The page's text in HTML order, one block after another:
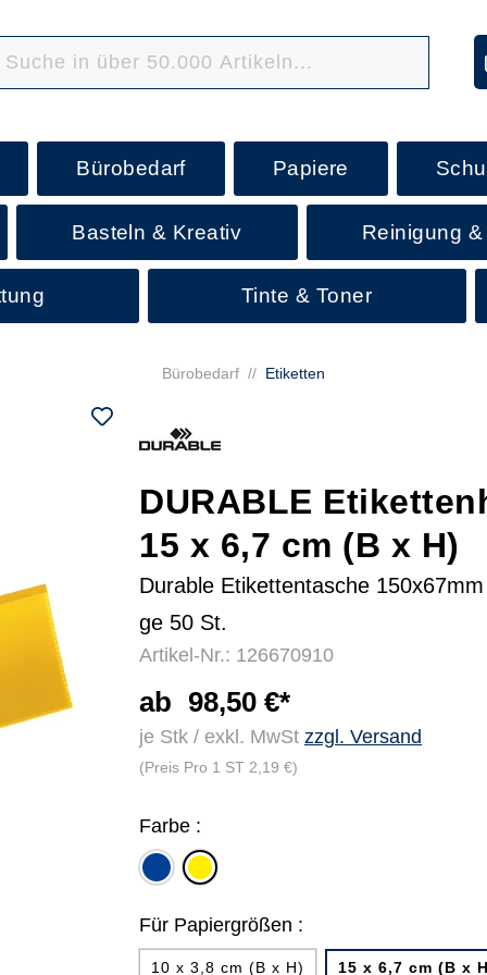
Bürobedarf Papiere
Basteln & Kreativ Reinigung
Tinte & Toner
Bürobedarf // Etiketten
DURABLE
15 x 6,7 cm (B x H)
Durable Etikettentasche
ge 50 St.
Artikel-Nr.: 126670910
ab 98,50 €*
je Stk / exkl. MwSt zzgl. Versand
(Preis Pro 1 ST 2,19 €)
Farbe :
dunkelblau
gelb
Für Papiergrößen :
10 x 3,8 cm (B x H) 15 x 6,7 cm (B x